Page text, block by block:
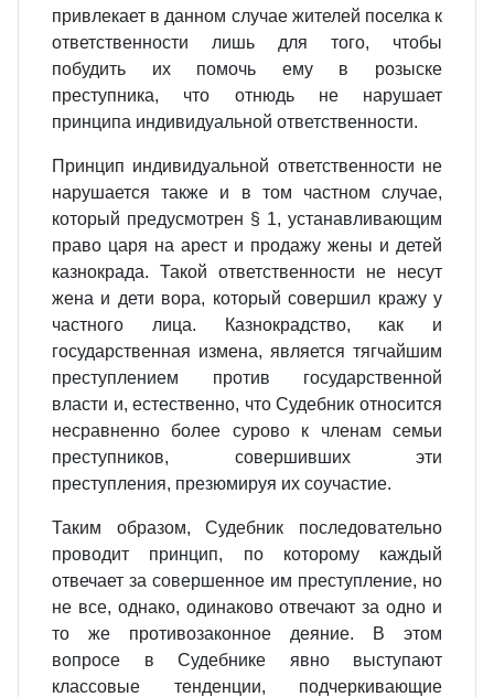
привлекает в данном случае жителей поселка к
ответственности лишь для того, чтобы
побудить их помочь ему в розыске
преступника, что отнюдь не нарушает
принципа индивидуальной ответственности.
Принцип индивидуальной ответственности не
нарушается также и в том частном случае,
который предусмотрен § 1, устанавливающим
право царя на арест и продажу жены и детей
казнокрада. Такой ответственности не несут
жена и дети вора, который совершил кражу у
частного лица. Казнокрадство, как и
государственная измена, является тягчайшим
преступлением против государственной
власти и, естественно, что Судебник относится
несравненно более сурово к членам семьи
преступников, совершивших эти
преступления, презюмируя их соучастие.
Таким образом, Судебник последовательно
проводит принцип, по которому каждый
отвечает за совершенное им преступление, но
не все, однако, одинаково отвечают за одно и
то же противозаконное деяние. В этом
вопросе в Судебнике явно выступают
классовые тенденции, подчеркивающие